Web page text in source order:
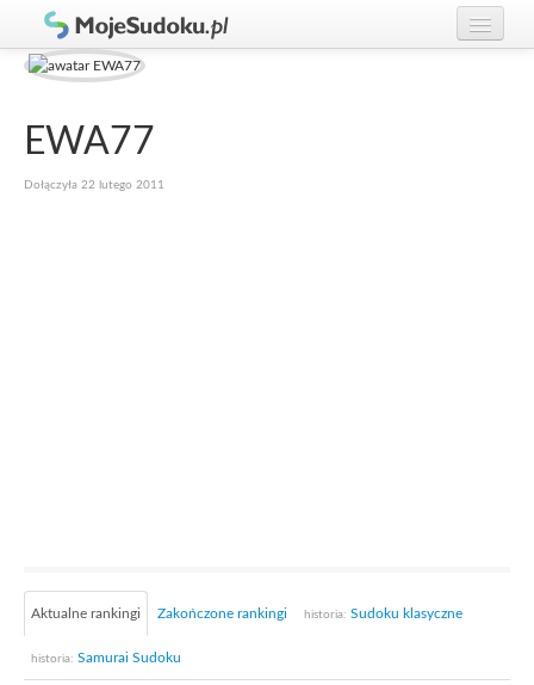
Graj w Sudoku!
Zasady Sudoku
EWA77
Dołączyła 22 lutego 2011
Aktualne rankingi Zakończone rankingi historia: Sudoku klasyczne
historia: Samurai Sudoku